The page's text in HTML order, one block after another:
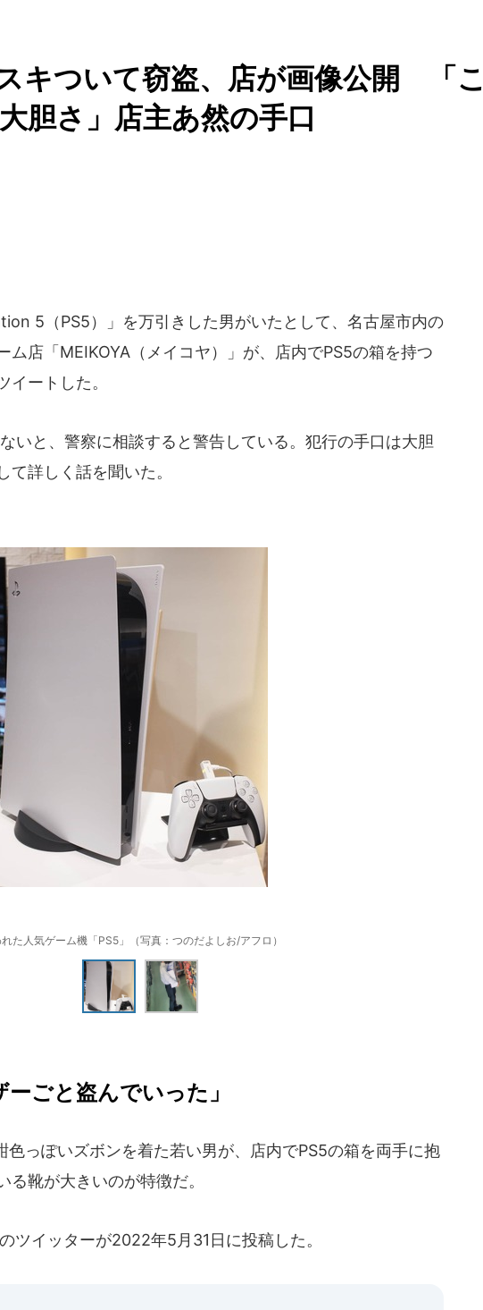
キついて窃盗、店が画像公開 「こ
胆さ」店主あ然の手口
5（PS5）」を万引きした男がいたとして、名古屋市内の
ム店「MEIKOYA（メイコヤ）」が、店内でPS5の箱を持つ
イートした。
いと、警察に相談すると警告している。犯行の手口は大胆
て詳しく話を聞いた。
た人気ゲーム機「PS5」（写真：つのだよしお/アフロ）
ーごと盗んでいった」
っぽいズボンを着た若い男が、店内でPS5の箱を両手に抱
る靴が大きいのが特徴だ。
ツイッターが2022年5月31日に投稿した。